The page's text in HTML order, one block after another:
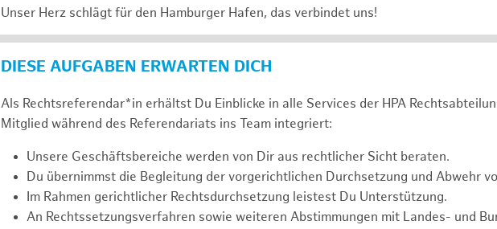
Unser Herz schlägt für den Hamburger Hafen, das verbindet uns!
DIESE AUFGABEN ERWARTEN DICH
Als Rechtsreferendar*in erhältst Du Einblicke in alle Services der HPA
Mitglied während des Referendariats ins Team integriert:
Unsere Geschäftsbereiche werden von Dir aus rechtlicher Sicht beraten.
Du übernimmst die Begleitung der vorgerichtlichen Durchsetzung und Abwehr
Im Rahmen gerichtlicher Rechtsdurchsetzung leistest Du Unterstützung.
An Rechtssetzungsverfahren sowie weiteren Abstimmungen mit Landes- und